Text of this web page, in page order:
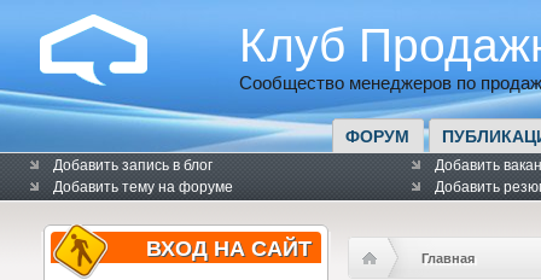
Клуб
Сообщество менеджеров по
ФОРУМ
Добавить запись в блог
Добавить тему на форуме
Добавить
Добавить
ВХОД НА САЙТ Главная